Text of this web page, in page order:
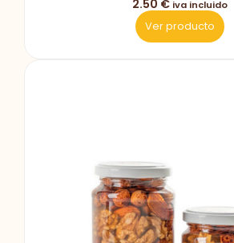
2.50 € iva incluido
Ver producto